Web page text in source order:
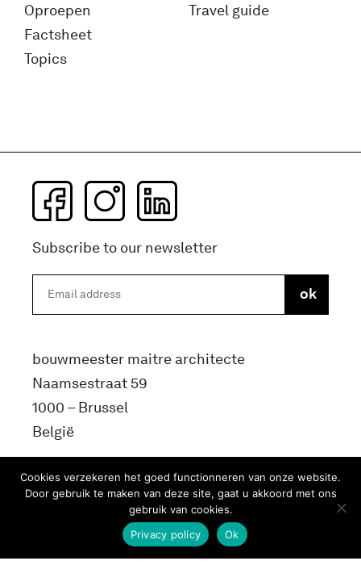
Oproepen
Factsheet
Topics
Travel guide
Subscribe to our newsletter
bouwmeester maitre architecte
Naamsestraat 59
1000 – Brussel
België
info@bma.brussels
Cookies verzekeren het goed functionneren van onze website.
Door gebruik te maken van deze site, gaat u akkoord met ons
gebruik van cookies.
Ok
Privacy policy